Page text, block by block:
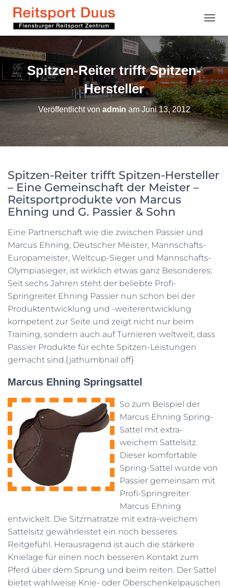
Spitzen-Reiter trifft Spitzen-
Hersteller
Veröffentlicht von admin amJuni 13, 2012
Spitzen-Reiter trifft Spitzen-Hersteller
– Eine Gemeinschaft der Meister –
Reitsportprodukte von Marcus
Ehning und G. Passier & Sohn
Eine Partnerschaft wie die zwischen Passier und
Marcus Ehning, Deutscher Meister, Mannschafts-
Europameister, Weltcup-Sieger und Mannschafts-
Olympiasieger, ist wirklich etwas ganz Besonderes:
Seit sechs Jahren steht der beliebte Profi-
Springreiter Ehning Passier nun schon bei der
Produktentwicklung und -weiterentwicklung
kompetent zur Seite und zeigt nicht nur beim
Training, sondern auch auf Turnieren weltweit, dass
Passier Produkte für echte Spitzen-Leistungen
gemacht sind.{jathumbnail off}
Marcus Ehning Springsattel
So zum Beispiel der
Marcus Ehning Spring-
Sattel mit extra-
weichem Sattelsitz.
Dieser komfortable
Spring-Sattel wurde von
Passier gemeinsam mit
Profi-Springreiter
Marcus Ehning
entwickelt. Die Sitzmatratze mit extra-weichem
Sattelsitz gewährleistet ein noch besseres
Reitgefühl. Herausragend ist auch die stärkere
Knielage für einen noch besseren Kontakt zum
Pferd über dem Sprung und beim reiten. Der Sattel
bietet wahlweise Knie- oder Oberschenkelpauschen